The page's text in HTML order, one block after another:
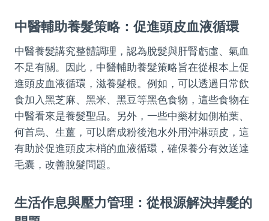
中醫輔助養髮策略：促進頭皮血液循環
中醫養髮講究整體調理，認為脫髮與肝腎虧虛、氣血
不足有關。因此，中醫輔助養髮策略旨在從根本上促
進頭皮血液循環，滋養髮根。例如，可以透過日常飲
食加入黑芝麻、黑米、黑豆等黑色食物，這些食物在
中醫看來是養髮聖品。另外，一些中藥材如側柏葉、
何首烏、生薑，可以磨成粉後泡水外用沖淋頭皮，這
有助於促進頭皮末梢的血液循環，確保養分有效送達
毛囊，改善脫髮問題。
生活作息與壓力管理：從根源解決掉髮的